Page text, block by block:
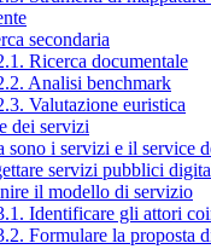
secondaria
Ricerca documentale
Analisi benchmark
Valutazione euristica
dei servizi
sono i servizi e il service
servizi pubblici
il modello di servizio
Identificare gli attori
Formulare la proposta